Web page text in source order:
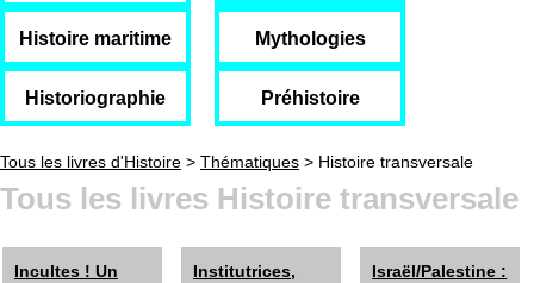
Révolution et XIXe siècle
XXe siècle
Autres civilisations
Thématiques
Histoire maritime Mythologies
Historiographie Préhistoire
Tous les livres d'Histoire > Thématiques > Histoire transversale
Tous les livres Histoire transversale
Incultes ! Un
Institutrices,
Israël/Palestine :